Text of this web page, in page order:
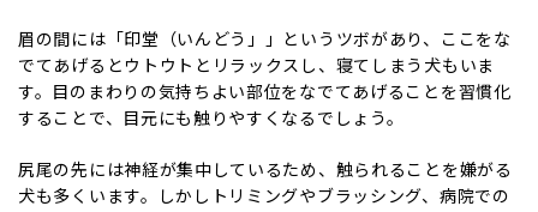
眉の間には「印堂（いんどう」」というツボがあり、ここをな
でてあげるとウトウトとリラックスし、寝てしまう犬もいま
す。目のまわりの気持ちよい部位をなでてあげることを習慣化
することで、目元にも触りやすくなるでしょう。
尻尾の先には神経が集中しているため、触られることを嫌がる
犬も多くいます。しかしトリミングやブラッシング、病院での